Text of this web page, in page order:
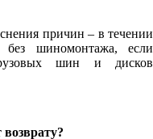
причин – в течении
шиномонтажа, если
шин и дисков